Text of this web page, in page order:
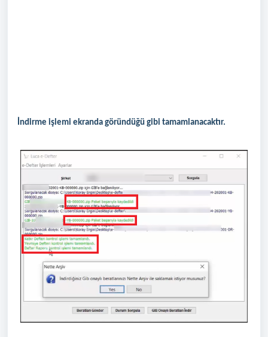
İndirme işlemi ekranda göründüğü gibi tamamlanacaktır.